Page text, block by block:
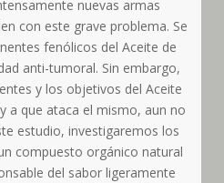
nuevas armas
con este grave problema. Se
fenólicos del Aceite de
anti-tumoral. Sin embargo,
y los objetivos del Aceite
a que ataca el mismo, aun no
estudio, investigaremos los
compuesto orgánico natural
del sabor ligeramente